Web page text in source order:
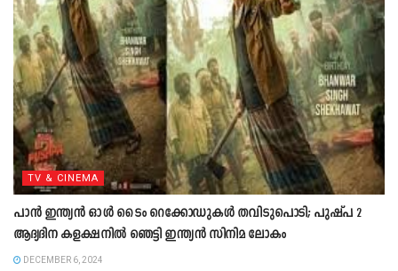
TV & CINEMA
പാന്‍ ഇന്ത്യന്‍ ഓള്‍ ടൈം റെക്കോഡുകള്‍ തവിടുപൊടി; പുഷ്പ 2
ആദ്യദിന കളക്ഷനില്‍ ഞെട്ടി ഇന്ത്യന്‍ സിനിമ ലോകം
DECEMBER 6, 2024